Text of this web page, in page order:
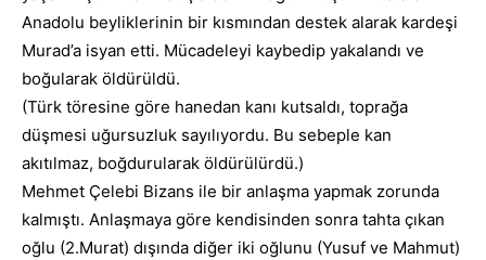
Anadolu beyliklerinin bir kısmından destek alarak kardeşi
Murad’a isyan etti. Mücadeleyi kaybedip yakalandı ve
boğularak öldürüldü.
(Türk töresine göre hanedan kanı kutsaldı, toprağa
düşmesi uğursuzluk sayılıyordu. Bu sebeple kan
akıtılmaz, boğdurularak öldürülürdü.)
Mehmet Çelebi Bizans ile bir anlaşma yapmak zorunda
kalmıştı. Anlaşmaya göre kendisinden sonra tahta çıkan
oğlu (2.Murat) dışında diğer iki oğlunu (Yusuf ve Mahmut)